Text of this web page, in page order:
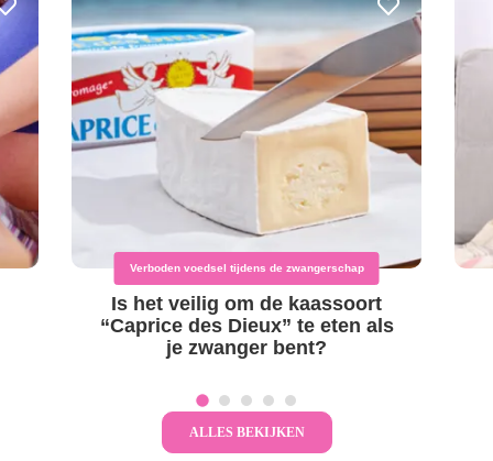
Verboden voedsel tijdens de zwangerschap
Is het veilig om de kaassoort
“Caprice des Dieux” te eten als
je zwanger bent?
ALLES BEKIJKEN